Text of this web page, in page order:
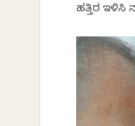
ಹತ್ತಿರ ಇಳಿಸಿ